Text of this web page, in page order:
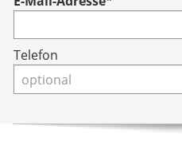
Telefon